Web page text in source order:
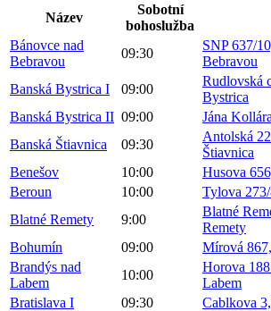
Název
Sobotní
bohoslužba
Bánovce nad
Bebravou
09:30
SNP 637/
Bebravou
Banská Bystrica I
09:00
Rudlovská
Bystrica
Banská Bystrica II 09:00
Jána
Banská Štiavnica
09:30
Antolská
Štiavnica
Benešov
10:00
Husova
Beroun
10:00
Tylova
Blatné Remety
9:00
Blatné
Remety
Bohumín
09:00
Mírová
Brandýs nad
Labem
10:00
Horova
Labem
Bratislava I
09:30
Cablkova